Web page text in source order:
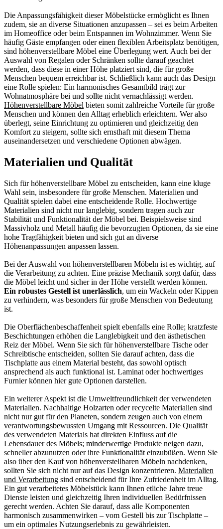
Die Anpassungsfähigkeit dieser Möbelstücke ermöglicht es Ihnen
zudem, sie an diverse Situationen anzupassen – sei es beim Arbeiten
im Homeoffice oder beim Entspannen im Wohnzimmer. Wenn Sie
häufig Gäste empfangen oder einen flexiblen Arbeitsplatz benötigen,
sind höhenverstellbare Möbel eine Überlegung wert. Auch bei der
Auswahl von Regalen oder Schränken sollte darauf geachtet
werden, dass diese in einer Höhe platziert sind, die für große
Menschen bequem erreichbar ist. Schließlich kann auch das Design
eine Rolle spielen: Ein harmonisches Gesamtbild trägt zur
Wohnatmosphäre bei und sollte nicht vernachlässigt werden.
Höhenverstellbare Möbel bieten somit zahlreiche Vorteile für große
Menschen und können den Alltag erheblich erleichtern. Wer also
überlegt, seine Einrichtung zu optimieren und gleichzeitig den
Komfort zu steigern, sollte sich ernsthaft mit diesem Thema
auseinandersetzen und verschiedene Optionen abwägen.
Materialien und Qualität
Sich für höhenverstellbare Möbel zu entscheiden, kann eine kluge
Wahl sein, insbesondere für große Menschen. Materialien und
Qualität spielen dabei eine entscheidende Rolle. Hochwertige
Materialien sind nicht nur langlebig, sondern tragen auch zur
Stabilität und Funktionalität der Möbel bei. Beispielsweise sind
Massivholz und Metall häufig die bevorzugten Optionen, da sie eine
hohe Tragfähigkeit bieten und sich gut an diverse
Höhenanpassungen anpassen lassen.
Bei der Auswahl von höhenverstellbaren Möbeln ist es wichtig, auf
die Verarbeitung zu achten. Eine präzise Mechanik sorgt dafür, dass
die Möbel leicht und sicher in der Höhe verstellt werden können.
Ein robustes Gestell ist unerlässlich, um ein Wackeln oder Kippen
zu verhindern, was besonders für große Menschen von Bedeutung
ist.
Die Oberflächenbeschaffenheit spielt ebenfalls eine Rolle; kratzfeste
Beschichtungen erhöhen die Langlebigkeit und den ästhetischen
Reiz der Möbel. Wenn Sie sich für höhenverstellbare Tische oder
Schreibtische entscheiden, sollten Sie darauf achten, dass die
Tischplatte aus einem Material besteht, das sowohl optisch
ansprechend als auch funktional ist. Laminat oder hochwertiges
Furnier können hier gute Optionen darstellen.
Ein weiterer Aspekt ist die Umweltfreundlichkeit der verwendeten
Materialien. Nachhaltige Holzarten oder recycelte Materialien sind
nicht nur gut für den Planeten, sondern zeugen auch von einem
verantwortungsbewussten Umgang mit Ressourcen. Die Qualität
des verwendeten Materials hat direkten Einfluss auf die
Lebensdauer des Möbels; minderwertige Produkte neigen dazu,
schneller abzunutzen oder ihre Funktionalität einzubüßen. Wenn Sie
also über den Kauf von höhenverstellbaren Möbeln nachdenken,
sollten Sie sich nicht nur auf das Design konzentrieren. Materialien
und Verarbeitung sind entscheidend für Ihre Zufriedenheit im Alltag.
Ein gut verarbeitetes Möbelstück kann Ihnen etliche Jahre treue
Dienste leisten und gleichzeitig Ihren individuellen Bedürfnissen
gerecht werden. Achten Sie darauf, dass alle Komponenten
harmonisch zusammenwirken – vom Gestell bis zur Tischplatte –
um ein optimales Nutzungserlebnis zu gewährleisten.